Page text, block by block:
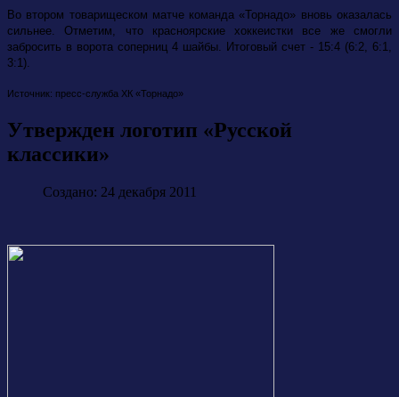
Во втором товарищеском матче команда «Торнадо» вновь оказалась
сильнее. Отметим, что красноярские хоккеистки все же смогли
забросить в ворота соперниц 4 шайбы. Итоговый счет - 15:4 (6:2, 6:1,
3:1).
Источник: пресс-служба ХК «Торнадо»
Утвержден логотип «Русской
классики»
Создано: 24 декабря 2011